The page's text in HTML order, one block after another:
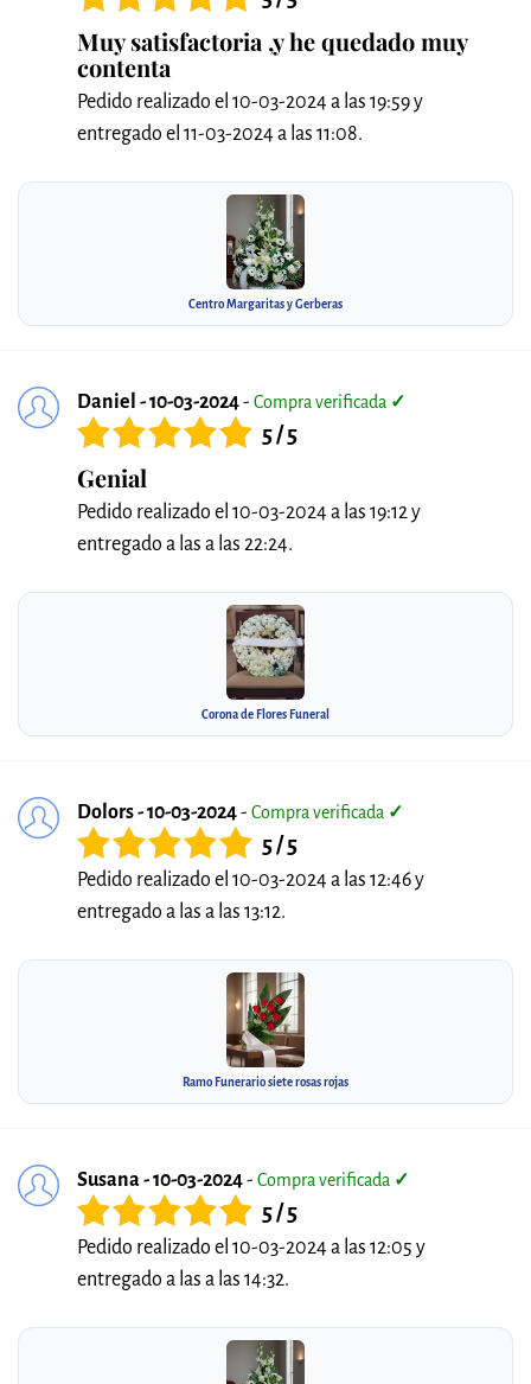
Muy satisfactoria ,y he quedado muy
contenta
Pedido realizado el 10-03-2024 a las 19:59 y
entregado el 11-03-2024 a las 11:08.
Centro Margaritas y Gerberas
Daniel - 10-03-2024- Compra verificada ✓
5 / 5
Genial
Pedido realizado el 10-03-2024 a las 19:12 y
entregado a las a las 22:24.
Corona de Flores Funeral
Dolors - 10-03-2024- Compra verificada ✓
5 / 5
Pedido realizado el 10-03-2024 a las 12:46 y
entregado a las a las 13:12.
Ramo Funerario siete rosas rojas
Susana - 10-03-2024- Compra verificada ✓
5 / 5
Pedido realizado el 10-03-2024 a las 12:05 y
entregado a las a las 14:32.